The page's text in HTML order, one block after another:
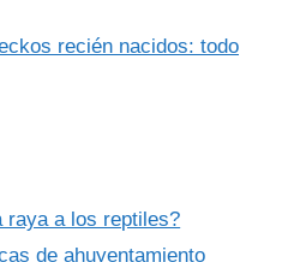
recién nacidos: todo
raya a los reptiles?
de ahuyentamiento